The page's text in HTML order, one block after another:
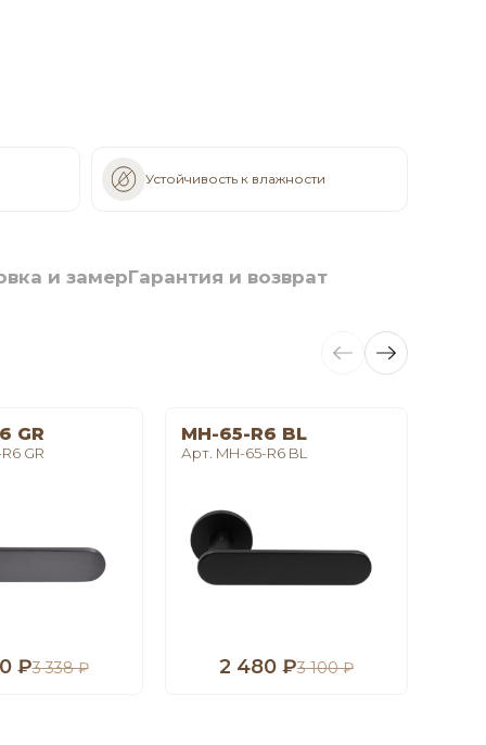
Устойчивость к влажности
и замерГарантия и возврат
GR
GR
₽3 338 ₽
MH-65-R6 BL
Арт. MH-65-R6 BL
2 480 ₽3 100 ₽